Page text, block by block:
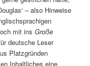
– also Hinweise
mit insGroße
deutsche Leser
Platzgründen
Inhaltliches eine